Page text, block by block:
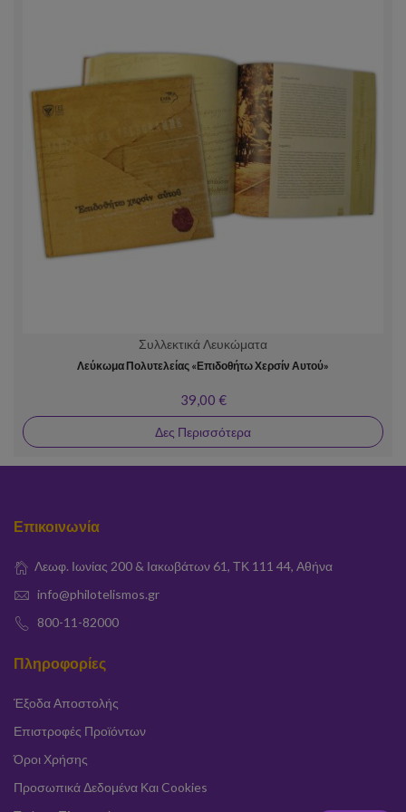
Συλλεκτικά Λευκώματα
Λεύκωμα Πολυτελείας «Επιδοθήτω Χερσίν Αυτού»
39,00 €
Δες Περισσότερα
Επικοινωνία
Λεωφ. Ιωνίας 200 & Ιακωβάτων 61, ΤΚ 111 44, Αθήνα
info@philotelismos.gr
800-11-82000
Πληροφορίες
Έξοδα Αποστολής
Επιστροφές Προϊόντων
Όροι Χρήσης
Προσωπικά Δεδομένα Και Cookies